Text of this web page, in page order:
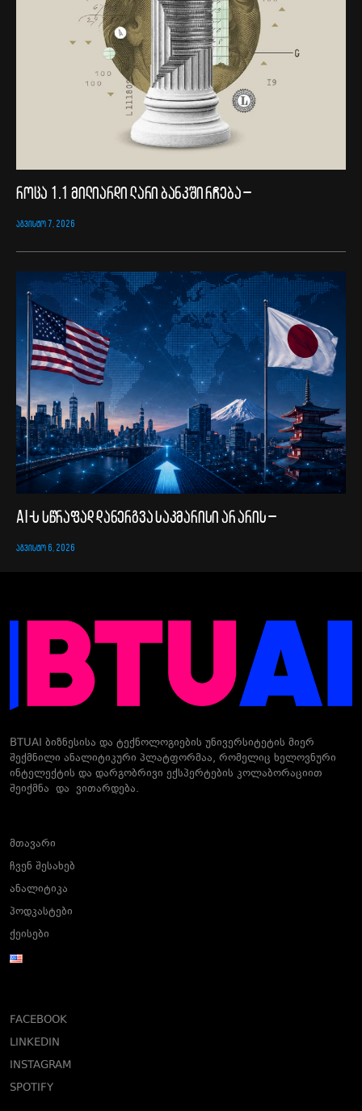
როცა 1.1 მილიარდი ლარი ბანკში რჩება –
ᲐᲒᲕᲘᲡᲢᲝ 7, 2026
AI-ს სწრაფად დანერგვა საკმარისი არ არის –
ᲐᲒᲕᲘᲡᲢᲝ 6, 2026
BTUAI ბიზნესისა და ტექნოლოგიების უნივერსიტეტის მიერ
შექმნილი ანალიტიკური პლატფორმაა, რომელიც ხელოვნური
ინტელექტის და დარგობრივი ექსპერტების კოლაბორაციით
შეიქმნა და ვითარდება.
მთავარი
ჩვენ შესახებ
ანალიტიკა
პოდკასტები
ქეისები
FACEBOOK
LINKEDIN
INSTAGRAM
SPOTIFY